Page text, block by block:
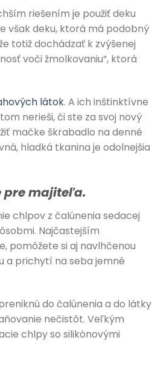
riešením je použiť deku
však deku, ktorá má podobný
totiž dochádzať k zvýšenej
voči žmolkovaniu“, ktorá
látok. A ich inštinktívne
nerieši, či ste za svoj nový
mačke škrabadlo na denné
hladká tkanina je odolnejšia
pre majiteľa.
chlpov z čalúnenia sedacej
Najčastejším
pomôžete si aj navlhčenou
a prichytí na seba jemné
do čalúnenia a do látky
nečistôt. Veľkým
chlpy so silikónovými